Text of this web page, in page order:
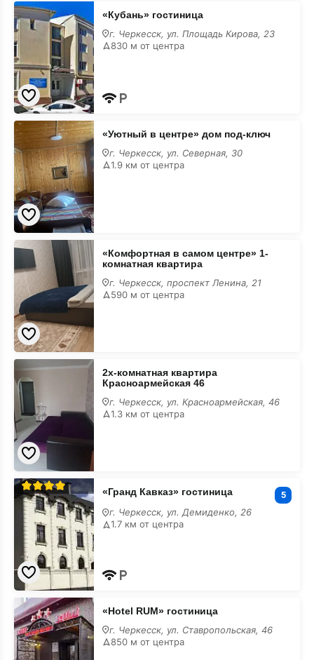
«Кубань»
гостиница
«Кубань» гостиница
г. Черкесск, ул. Площадь Кирова, 23
830 м от центра
«Уютный
в
центре»
дом
под-
ключ
«Уютный в центре» дом под-ключ
г. Черкесск, ул. Северная, 30
1.9 км от центра
«Комфортная
самом
комнатная
квартира
«Комфортная в самом центре» 1-
комнатная квартира
г. Черкесск, проспект Ленина, 21
590 м от центра
2х-
квартира
Красноармейская
46
2х-комнатная квартира
Красноармейская 46
г. Черкесск, ул. Красноармейская, 46
1.3 км от центра
«Гранд
Кавказ»
гостиница
«Гранд Кавказ» гостиница 5
г. Черкесск, ул. Демиденко, 26
1.7 км от центра
«Hotel
RUM»
гостиница
«Hotel RUM» гостиница
г. Черкесск, ул. Ставропольская, 46
850 м от центра